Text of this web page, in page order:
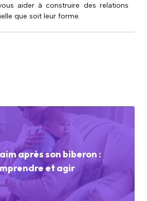
aider à construire des relations
que soit leur forme.
après son biberon :
et agir